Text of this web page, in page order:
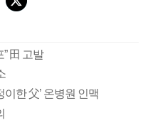
田 고발
한 父’ 온병원 인맥